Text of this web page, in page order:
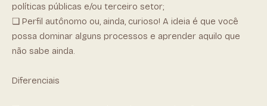
políticas públicas e/ou terceiro setor;
❏ Perfil autônomo ou, ainda, curioso! A ideia é que você
possa dominar alguns processos e aprender aquilo que
não sabe ainda.
Diferenciais